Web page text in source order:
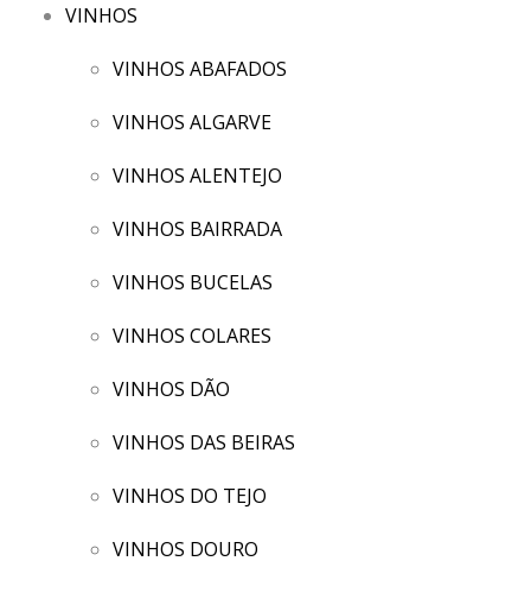
VINHOS
VINHOS ABAFADOS
VINHOS ALGARVE
VINHOS ALENTEJO
VINHOS BAIRRADA
VINHOS BUCELAS
VINHOS COLARES
VINHOS DÃO
VINHOS DAS BEIRAS
VINHOS DO TEJO
VINHOS DOURO